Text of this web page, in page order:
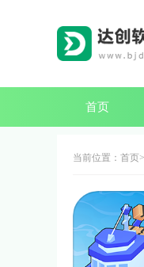
首页
当前位置： 首页